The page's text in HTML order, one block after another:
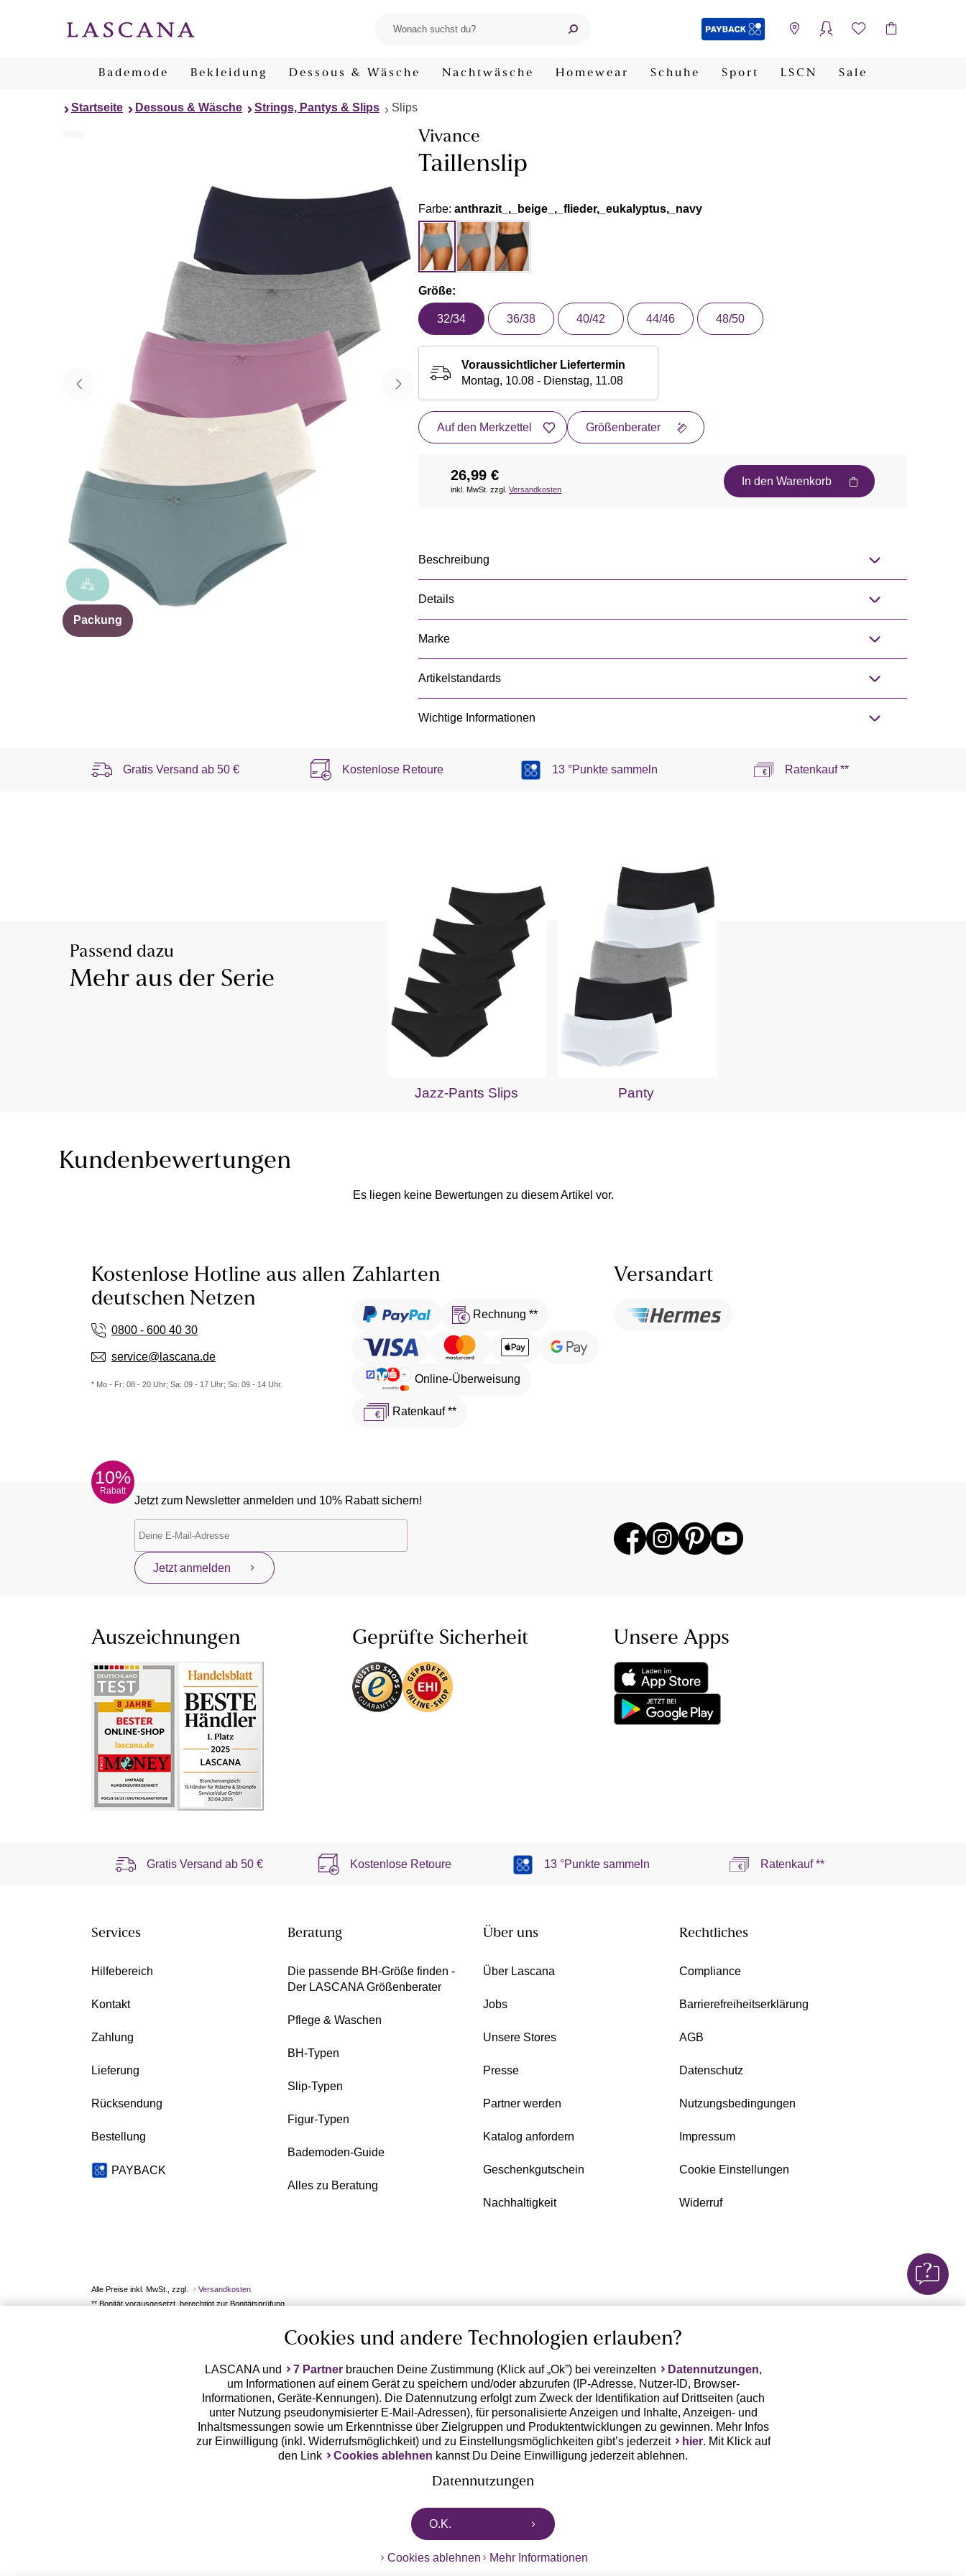
Bademode Bekleidung Dessous & Wäsche Nachtwäsche Homewear Schuhe Sport LSCN Sale
Startseite Dessous & Wäsche Strings, Pantys & Slips Slips
Packung
Vivance
Taillenslip
Farbe: anthrazit_,_beige_,_flieder,_eukalyptus,_navy
Größe:
32/34 36/38 40/42 44/46 48/50
Voraussichtlicher Liefertermin
Montag, 10.08 - Dienstag, 11.08
Auf den Merkzettel Größenberater
26,99 €
inkl. MwSt. zzgl. Versandkosten
In den Warenkorb
Beschreibung
Details
Marke
Artikelstandards
Wichtige Informationen
Gratis Versand ab 50 € Kostenlose Retoure 13 °Punkte sammeln Ratenkauf **
Passend dazu
Mehr aus der Serie
Jazz-Pants Slips Panty
Kundenbewertungen
Es liegen keine Bewertungen zu diesem Artikel vor.
Kostenlose Hotline aus allen
deutschen Netzen
0800 - 600 40 30
service@lascana.de
* Mo - Fr: 08 - 20 Uhr; Sa: 09 - 17 Uhr; So: 09 - 14 Uhr.
Zahlarten
Rechnung **
Online-Überweisung
Ratenkauf **
Versandart
10%
Rabatt
Jetzt zum Newsletter anmelden und 10% Rabatt sichern!
Jetzt anmelden
Auszeichnungen Geprüfte Sicherheit Unsere Apps
Gratis Versand ab50 € Kostenlose Retoure 13 °Punkte sammeln Ratenkauf **
Services
Hilfebereich
Kontakt
Zahlung
Lieferung
Rücksendung
Bestellung
PAYBACK
Beratung
Die passende BH-Größe finden -
Der LASCANA Größenberater
Pflege & Waschen
BH-Typen
Slip-Typen
Figur-Typen
Bademoden-Guide
Alles zu Beratung
Über uns
Über Lascana
Jobs
Unsere Stores
Presse
Partner werden
Katalog anfordern
Geschenkgutschein
Nachhaltigkeit
Rechtliches
Compliance
Barrierefreiheitserklärung
AGB
Datenschutz
Nutzungsbedingungen
Impressum
Cookie Einstellungen
Widerruf
Alle Preise inkl. MwSt., zzgl.
Versandkosten
** Bonität vorausgesetzt, berechtigt zur Bonitätsprüfung
Cookies und andere Technologien erlauben?
LASCANA und 7 Partnerbrauchen Deine Zustimmung (Klick auf „Ok”) bei vereinzelten Datennutzungen,
um Informationen auf einem Gerät zu speichern und/oder abzurufen (IP-Adresse, Nutzer-ID, Browser-
Informationen, Geräte-Kennungen). Die Datennutzung erfolgt zum Zweck der Identifikation auf Drittseiten (auch
unter Nutzung pseudonymisierter E-Mail-Adressen), für personalisierte Anzeigen und Inhalte, Anzeigen- und
Inhaltsmessungen sowie um Erkenntnisse über Zielgruppen und Produktentwicklungen zu gewinnen. Mehr Infos
zur Einwilligung (inkl. Widerrufsmöglichkeit) und zu Einstellungsmöglichkeiten gibt’s jederzeit
hier. Mit Klick auf
den Link
Cookies ablehnen kannst Du Deine Einwilligung jederzeit ablehnen.
Datennutzungen
LASCANA arbeitet mit Partnern zusammen, die von deinem Endgerät abgerufene Daten (Trackingdaten) oder die
von uns übermittelten pseudonymisierten Daten zur Aussteuerung unserer Werbung sowie auch zu eigenen
Erhebung der Trackingdaten bzw. die Übermittlung deiner pseudonymisierten Daten, sondern auch deren
O.K.
Cookies ablehnen Mehr Informationen